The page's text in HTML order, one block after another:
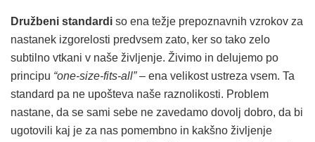
Družbeni standardi so ena težje prepoznavnih vzrokov za
nastanek izgorelosti predvsem zato, ker so tako zelo
subtilno vtkani v naše življenje. Živimo in delujemo po
principu “one-size-fits-all”– ena velikost ustreza vsem. Ta
standard pa ne upošteva naše raznolikosti. Problem
nastane, da se sami sebe ne zavedamo dovolj dobro, da bi
ugotovili kaj je za nas pomembno in kakšno življenje